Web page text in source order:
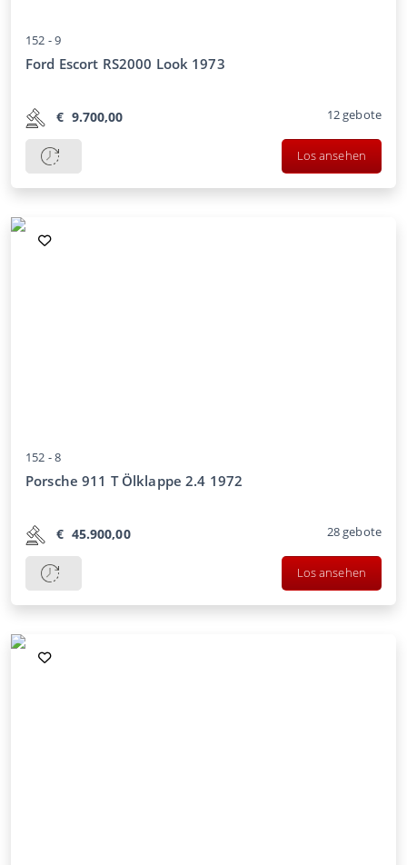
152 -9
Ford Escort RS2000 Look 1973
€ 9.700,00 12gebote
Los ansehen
152 -8
Porsche 911 T Ölklappe 2.4 1972
€ 45.900,00 28gebote
Los ansehen